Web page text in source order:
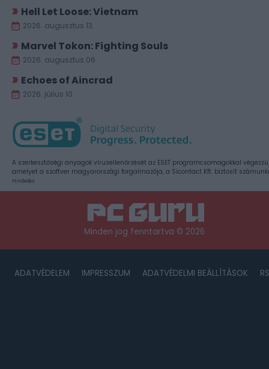
Hell Let Loose: Vietnam
2026. augusztus 13.
Marvel Tokon: Fighting Souls
2026. augusztus 06.
Echoes of Aincrad
2026. július 10.
A szerkesztőségi anyagok vírusellenőrzését az ESET programcsomagokkal
amelyet a szoftver magyarországi forgalmazója, a Sicontact Kft. biztosít
Hirdetés
Minden jog fenntartva © 2026
ADATVÉDELEM IMPRESSZUM ADATVÉDELMI BEÁLLÍTÁSOK